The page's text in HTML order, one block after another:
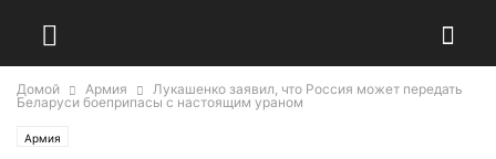
Домой Армия
Лукашенко заявил, что Россия может передать
Беларуси боеприпасы с настоящим ураном
Армия